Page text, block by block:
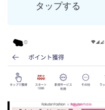
タップする